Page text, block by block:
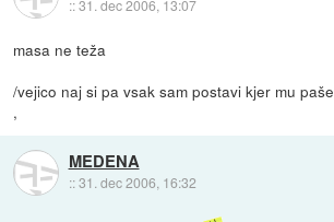
::31. dec 2006, 13:07
masa ne teža
/vejico naj si pa vsak sam postavi kjer mu paše
,
MEDENA
::31. dec 2006, 16:32